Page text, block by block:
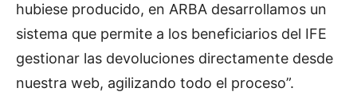
hubiese producido, en ARBA desarrollamos un
sistema que permite a los beneficiarios del IFE
gestionar las devoluciones directamente desde
nuestra web, agilizando todo el proceso”.